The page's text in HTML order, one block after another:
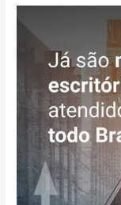
escritórios
contabilidade
o
Brasil!